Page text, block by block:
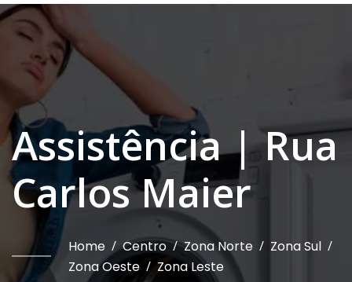
Assistência | Rua
Carlos Maier
Home / Centro / Zona Norte / Zona Sul /
Zona Oeste / Zona Leste